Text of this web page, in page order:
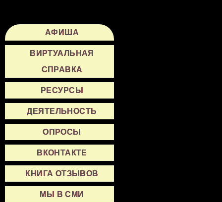
АФИША
ВИРТУАЛЬНАЯ
СПРАВКА
РЕСУРСЫ
ДЕЯТЕЛЬНОСТЬ
ОПРОСЫ
ВКОНТАКТЕ
КНИГА ОТЗЫВОВ
МЫ В СМИ